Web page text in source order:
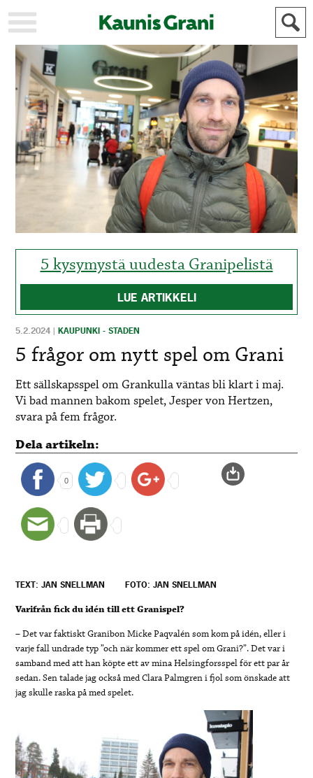
KAUPUNKI
STADEN
AJANKOHTAISTA
AKTUELLT
URHEILU
IDROTT
KULTTUURI
KULTUR
HISTORIA
HISTORIA
YLEINEN
ALLMÄN
MAINOSTAJILLE
FÖR
ANNONSÖRER
5 kysymystä uudesta Granipelistä
LUE ARTIKKELI
5.2.2024 |KAUPUNKI - STADEN
5 frågor om nytt spel om Grani
Ett sällskapsspel om Grankulla väntas bli klart i maj.
Vi bad mannen bakom spelet, Jesper von Hertzen,
svara på fem frågor.
Dela artikeln:
0
TEXT: JAN SNELLMAN FOTO: JAN SNELLMAN
Varifrån fick du idén till ett Granispel?
– Det var faktiskt Granibon Micke Paqvalén som kom på idén, eller i
varje fall undrade typ ”och när kommer ett spel om Grani?”. Det var i
samband med att han köpte ett av mina Helsingforsspel för ett par år
sedan. Sen talade jag också med Clara Palmgren i fjol som önskade att
jag skulle raska på med spelet.